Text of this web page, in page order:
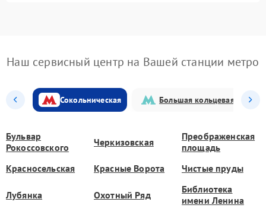
Наш сервисный центр на Вашей станции метро
Сокольническая Большая кольцевая
Бульвар
Рокоссовского
Черкизовская
Преображенская
площадь
Красносельская
Красные Ворота Чистые пруды
Лубянка Охотный Ряд
Библиотека
имени Ленина